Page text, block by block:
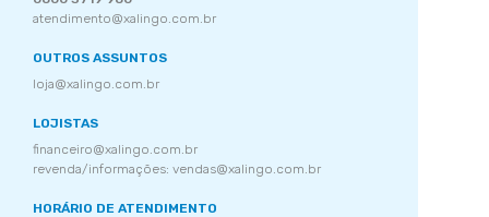
atendimento@xalingo.com.br
OUTROS ASSUNTOS
loja@xalingo.com.br
LOJISTAS
financeiro@xalingo.com.br
revenda/informações: vendas@xalingo.com.br
HORÁRIO DE ATENDIMENTO